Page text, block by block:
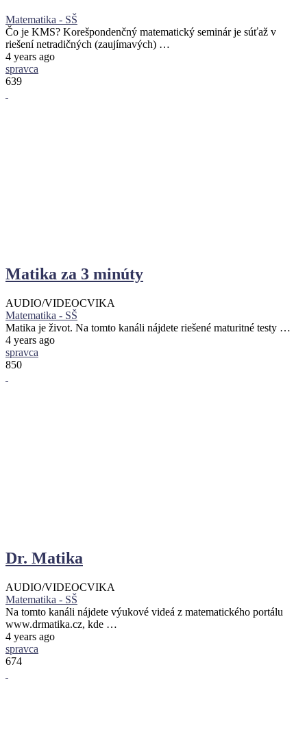
Matematika - SŠ
Čo je KMS? Korešpondenčný matematický seminár je súťaž v
riešení netradičných (zaujímavých) …
4 years ago
spravca
639
Matika za 3 minúty
AUDIO/VIDEOCVIKA
Matematika - SŠ
Matika je život. Na tomto kanáli nájdete riešené maturitné testy …
4 years ago
spravca
850
Dr. Matika
AUDIO/VIDEOCVIKA
Matematika - SŠ
Na tomto kanáli nájdete výukové videá z matematického portálu
www.drmatika.cz, kde …
4 years ago
spravca
674